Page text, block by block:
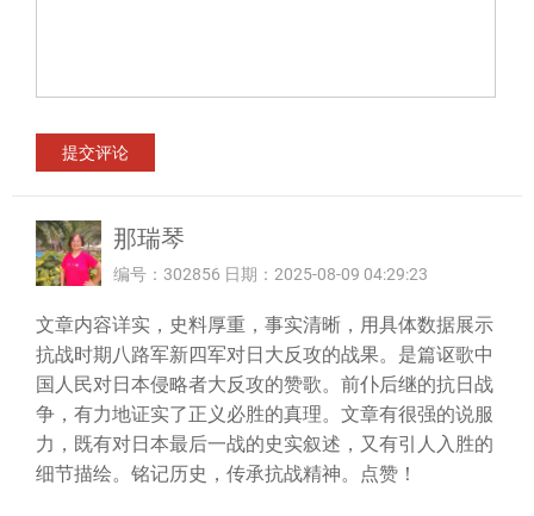
那瑞琴
编号：302856 日期：2025-08-09 04:29:23
文章内容详实，史料厚重，事实清晰，用具体数据展示
抗战时期八路军新四军对日大反攻的战果。是篇讴歌中
国人民对日本侵略者大反攻的赞歌。前仆后继的抗日战
争，有力地证实了正义必胜的真理。文章有很强的说服
力，既有对日本最后一战的史实叙述，又有引人入胜的
细节描绘。铭记历史，传承抗战精神。点赞！